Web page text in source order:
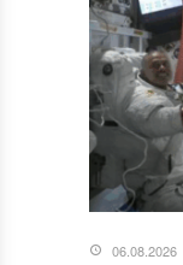
06.08.2026